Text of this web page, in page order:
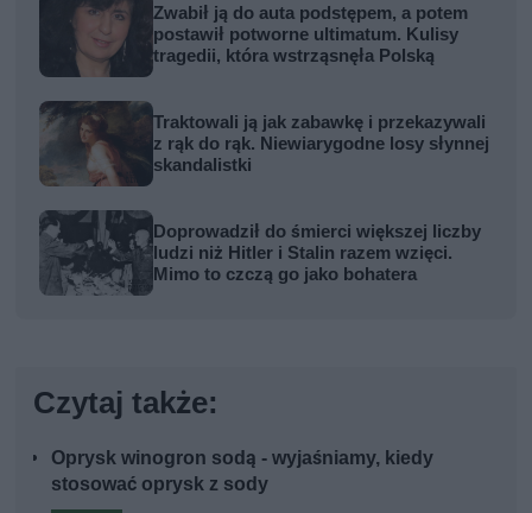
Zwabił ją do auta podstępem, a potem
postawił potworne ultimatum. Kulisy
tragedii, która wstrząsnęła Polską
Traktowali ją jak zabawkę i przekazywali
z rąk do rąk. Niewiarygodne losy słynnej
skandalistki
Doprowadził do śmierci większej liczby
ludzi niż Hitler i Stalin razem wzięci.
Mimo to czczą go jako bohatera
Czytaj także:
Oprysk winogron sodą - wyjaśniamy, kiedy
stosować oprysk z sody